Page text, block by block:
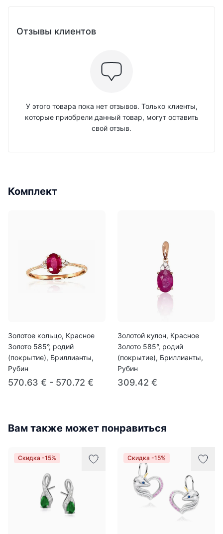
Отзывы клиентов
У этого товара пока нет отзывов. Только клиенты,
которые приобрели данный товар, могут оставить
свой отзыв.
Комплект
Золотое кольцо, Красное
Золото 585°, родий
(покрытие), Бриллианты,
Рубин
570.63 € - 570.72 €
Золотой кулон, Красное
Золото 585°, родий
(покрытие), Бриллианты,
Рубин
309.42 €
Вам также может понравиться
Скидка -15% Скидка -15%